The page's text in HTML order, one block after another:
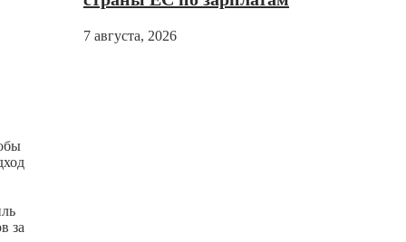
за
7 августа, 2026